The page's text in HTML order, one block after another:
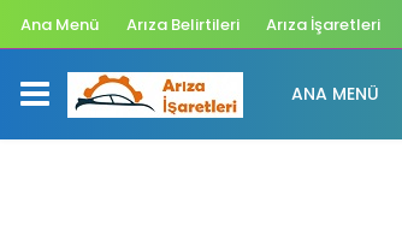
Ana Menü Arıza Belirtileri Arıza İşaretleri
ANA MENÜ